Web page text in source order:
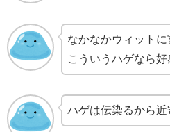
なかなかウィット
こういうハゲなら好
ハゲは伝染るから